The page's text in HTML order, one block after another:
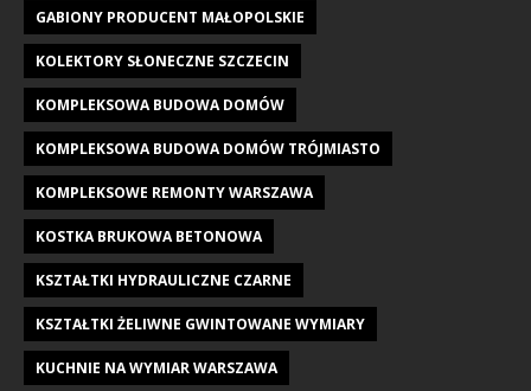
GABIONY PRODUCENT MAŁOPOLSKIE
KOLEKTORY SŁONECZNE SZCZECIN
KOMPLEKSOWA BUDOWA DOMÓW
KOMPLEKSOWA BUDOWA DOMÓW TRÓJMIASTO
KOMPLEKSOWE REMONTY WARSZAWA
KOSTKA BRUKOWA BETONOWA
KSZTAŁTKI HYDRAULICZNE CZARNE
KSZTAŁTKI ŻELIWNE GWINTOWANE WYMIARY
KUCHNIE NA WYMIAR WARSZAWA